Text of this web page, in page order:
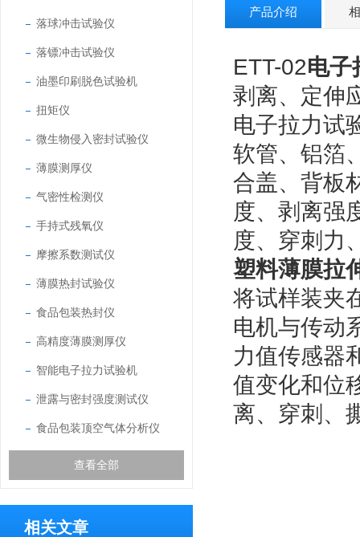
落球冲击试验仪
落镖冲击试验仪
油墨印刷脱色试验机
扭矩仪
微生物侵入密封试验仪
薄膜测厚仪
气密性检测仪
手持式残氧仪
摩擦系数测试仪
薄膜热封试验仪
食品包装热封仪
高精度薄膜测厚仪
智能电子拉力试验机
泄露与密封强度测试仪
食品包装顶空气体分析仪
查看全部
相关文章
产品介绍
ETT-02电子
剥离、定伸
电子拉力试
软管、铝箔
合盖、背板
度、剥离强
度、穿刺力
塑料薄膜拉
将试样装夹
电机与传动
力值传感器
值变化和位
离、穿刺、